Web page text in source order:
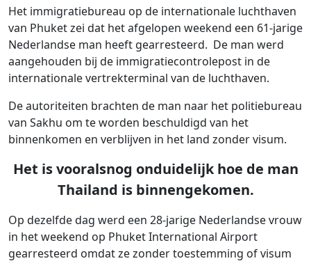
Het immigratiebureau op de internationale luchthaven
van Phuket zei dat het afgelopen weekend een 61-jarige
Nederlandse man heeft gearresteerd. De man werd
aangehouden bij de immigratiecontrolepost in de
internationale vertrekterminal van de luchthaven.
De autoriteiten brachten de man naar het politiebureau
van Sakhu om te worden beschuldigd van het
binnenkomen en verblijven in het land zonder visum.
Het is vooralsnog onduidelijk hoe de man
Thailand is binnengekomen.
Op dezelfde dag werd een 28-jarige Nederlandse vrouw
in het weekend op Phuket International Airport
gearresteerd omdat ze zonder toestemming of visum